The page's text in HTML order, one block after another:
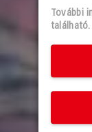
További
található.